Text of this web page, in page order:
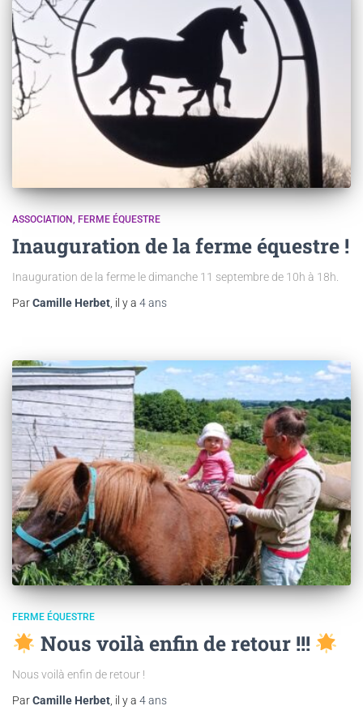
ASSOCIATION FERME ÉQUESTRE
Inauguration de la ferme équestre !
Inauguration de la ferme le dimanche 11 septembre de 10h à 18h.
ParCamille Herbet , il y a 4 ans
FERME ÉQUESTRE
Nous voilà enfin de retour !!!
Nous voilà enfin de retour !
ParCamille Herbet, il y a 4 ans